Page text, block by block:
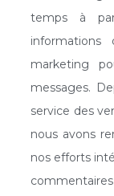
temps à
informations
marketing
messages.
service des
nous avons
nos efforts